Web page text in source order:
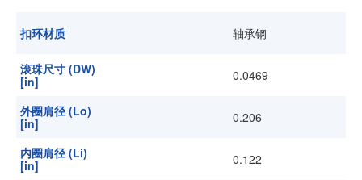
扣环材质 轴承钢
滚珠尺寸 (DW)
[in]
0.0469
外圈肩径 (Lo)
[in]
0.206
内圈肩径 (Li)
[in]
0.122